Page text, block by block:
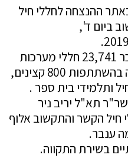
ההנצחה לחללי חיל
ביום ד',
הטקס התחיל בצפירה לזכר 23,741 חללי מערכות
ישראל ונפגעי פעולות האיבה בהשתתפות 800 קצינים,
ותלמידי בית ספר .
תא"ל יריב ניר
חיל הקשר והתקשוב אלוף
ענבר.
בשירת התקווה.